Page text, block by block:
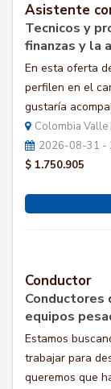
Asistente
Tecnicos y
finanzas y la
En esta oferta
perfilen en el
gustaría
Colombia Valle
2026-08-31 -
$ 1.750.905
Conductor
Conductores
equipos
Estamos
trabajar para
queremos que